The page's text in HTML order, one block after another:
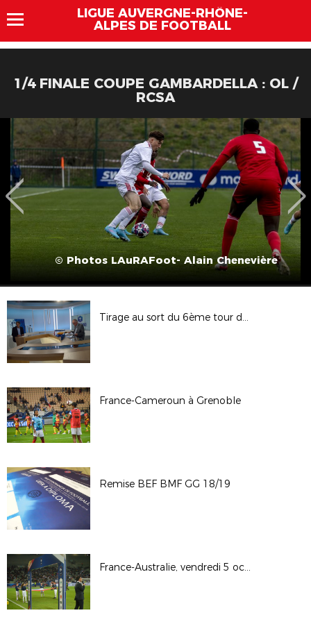
LIGUE AUVERGNE-RHÔNE-
ALPES DE FOOTBALL
1/4 FINALE COUPE GAMBARDELLA : OL /
RCSA
© Photos LAuRAFoot- Alain Chenevière
Tirage au sort du 6ème tour de la Coupe de France
France-Cameroun à Grenoble
Remise BEF BMF GG 18/19
France-Australie, vendredi 5 octobre 2018 à St-Etienne